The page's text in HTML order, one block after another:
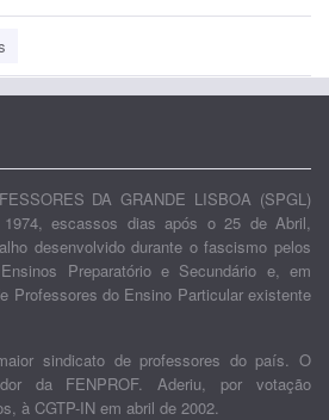
DA GRANDE LISBOA (SPGL)
escassos dias após o 25 de Abril,
desenvolvido durante o fascismo pelos
Preparatório e Secundário e, em
Professores do Ensino Particular existente
sindicato de professores do país. O
da FENPROF. Aderiu, por votação
à CGTP-IN em abril de 2002.